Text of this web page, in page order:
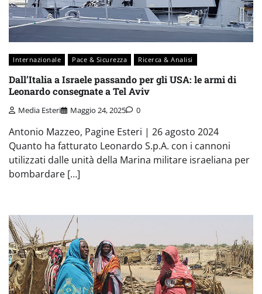
Internazionale Pace & Sicurezza Ricerca & Analisi
Dall’Italia a Israele passando per gli USA: le armi di
Leonardo consegnate a Tel Aviv
Media Esteri Maggio 24, 2025 0
Antonio Mazzeo, Pagine Esteri | 26 agosto 2024
Quanto ha fatturato Leonardo S.p.A. con i cannoni
utilizzati dalle unità della Marina militare israeliana per
bombardare […]